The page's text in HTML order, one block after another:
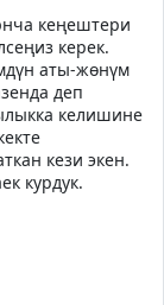
кеңештери
керек.
аты-жөнүм
деп
келишине
кези экен.
курдук.